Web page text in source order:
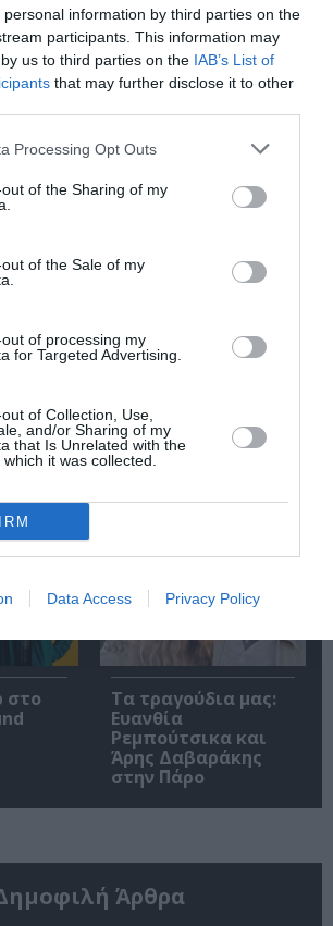
information by third parties on the
participants. This information may
us to third parties on the IAB’s List of
that may further disclose it to other
Processing Opt Outs
of the Sharing of my
of the Sale of my
of processing my
for Targeted Advertising.
of Collection, Use,
and/or Sharing of my
that Is Unrelated with the
it was collected.
Data Access Privacy Policy
Σχετικά Άρθρα
The Magician’s
Farewell: Οι Uriah
στο
Τα τραγούδια μας:
Ευανθία
Ρεμπούτσικα και
Άρης Δαβαράκης
στην Πάρο
Άρθρα